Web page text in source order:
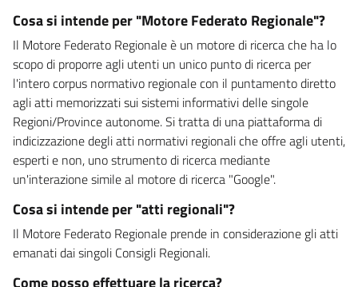
Cosa si intende per "Motore Federato Regionale"?
Il Motore Federato Regionale è un motore di ricerca che ha lo
scopo di proporre agli utenti un unico punto di ricerca per
l'intero corpus normativo regionale con il puntamento diretto
agli atti memorizzati sui sistemi informativi delle singole
Regioni/Province autonome. Si tratta di una piattaforma di
indicizzazione degli atti normativi regionali che offre agli utenti,
esperti e non, uno strumento di ricerca mediante
un'interazione simile al motore di ricerca "Google".
Cosa si intende per "atti regionali"?
Il Motore Federato Regionale prende in considerazione gli atti
emanati dai singoli Consigli Regionali.
Come posso effettuare la ricerca?